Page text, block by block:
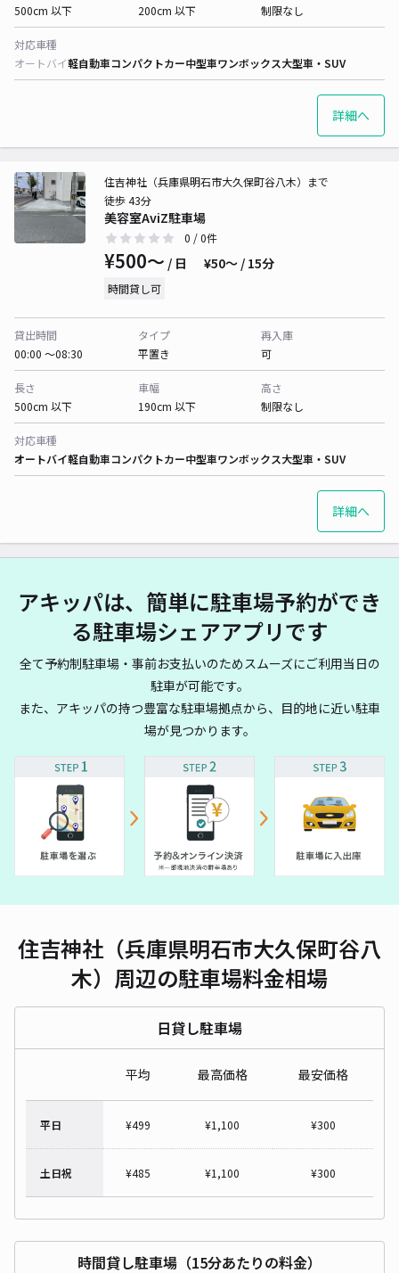
500cm 以下
200cm 以下
制限なし
対応車種
オートバイ軽自動車コンパクトカー中型車ワンボックス大型車・SUV
詳細へ
美容室AviZ駐車場
住吉神社（兵庫県明石市大久保町谷八木）まで
徒歩 43分
0 / 0件
¥500〜 / 日 ¥50〜 / 15分
時間貸し可
貸出時間
00:00 〜08:30
タイプ
平置き
再入庫
可
長さ
500cm 以下
車幅
190cm 以下
高さ
制限なし
対応車種
オートバイ軽自動車コンパクトカー中型車ワンボックス大型車・SUV
詳細へ
アキッパは、簡単に駐車場予約ができ
る駐車場シェアアプリです
全て予約制駐車場・事前お支払いのためスムーズにご利用当日の
駐車が可能です。
また、アキッパの持つ豊富な駐車場拠点から、目的地に近い駐車
場が見つかります。
住吉神社（兵庫県明石市大久保町谷八
木）周辺の駐車場料金相場
日貸し駐車場
平均 最高価格 最安価格
平日 ¥499 ¥1,100 ¥300
土日祝 ¥485 ¥1,100 ¥300
時間貸し駐車場（15分あたりの料金）